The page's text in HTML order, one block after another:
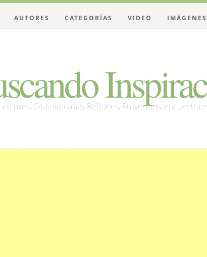
Citas literarias, Refranes, Proverbios, encuentra
AUTORES CATEGORÍAS VIDEO IMÁGENES